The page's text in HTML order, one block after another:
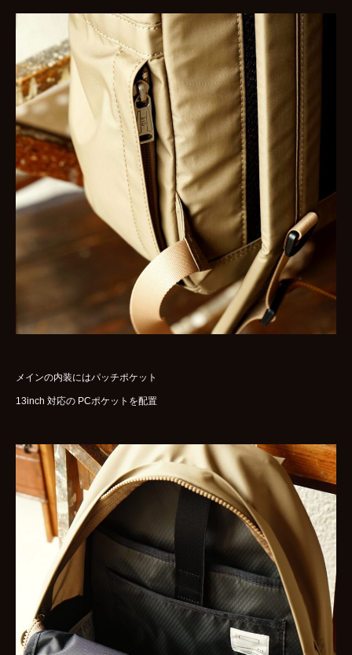
メインの内装にはパッチポケット
13inch 対応の PCポケットを配置